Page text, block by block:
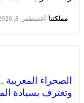
مملكتنا/أغسطس 8, 2026
الصحراء
وتعترف بسيادة